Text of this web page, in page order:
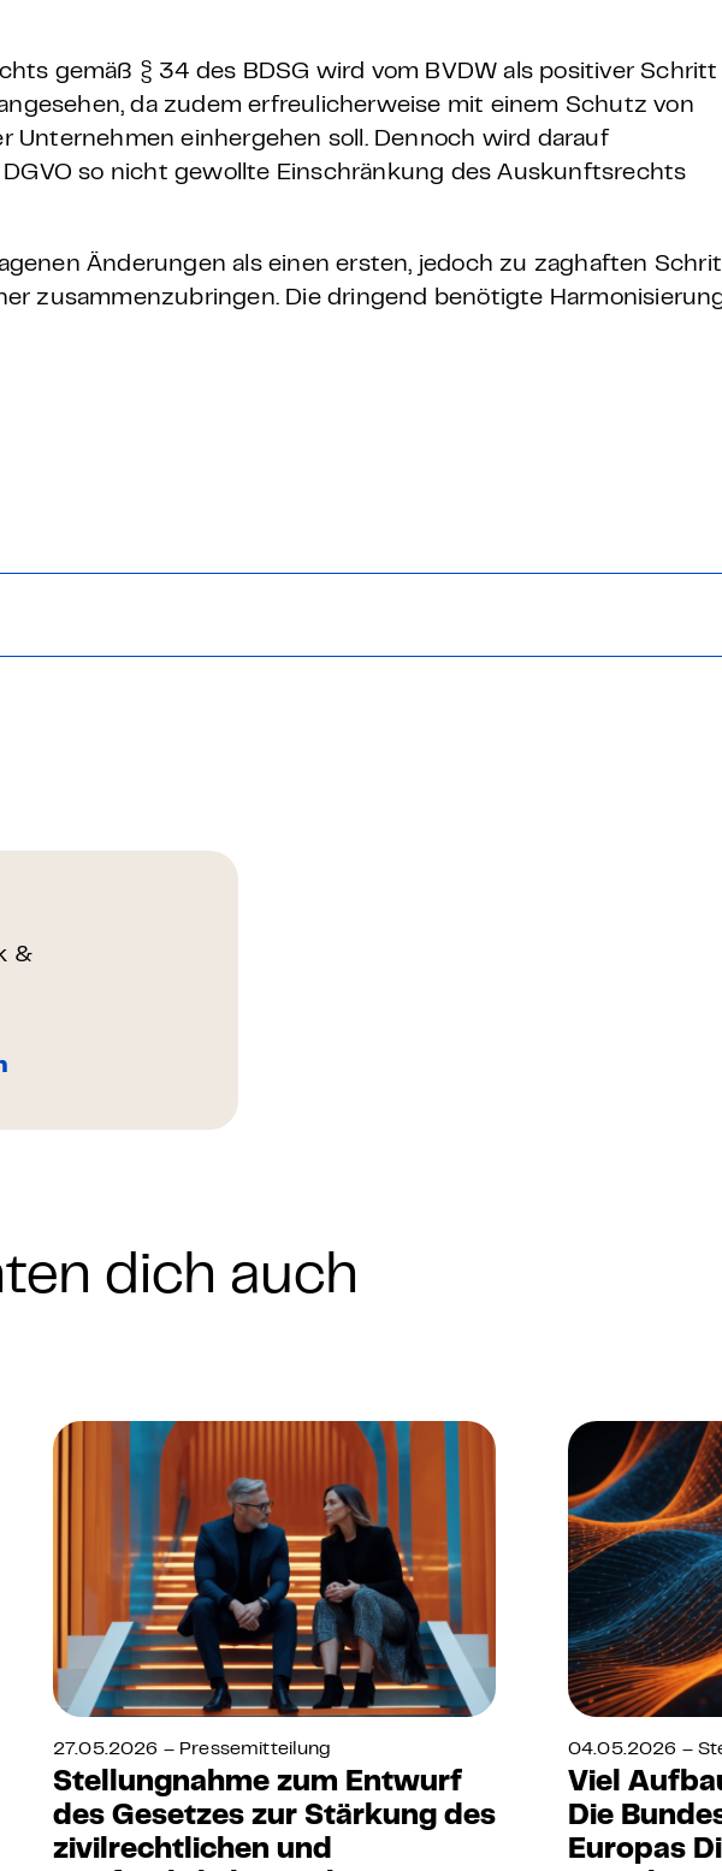
gemäß § 34 des BDSG wird vom BVDW als positiver Schritt
da zudem erfreulicherweise mit einem Schutz von
Unternehmen einhergehen soll. Dennoch wird darauf
so nicht gewollte Einschränkung des Auskunftsrechts
Änderungen als einen ersten, jedoch zu zaghaften
zusammenzubringen. Die dringend benötigte
&
dich auch
27.05.2026 – Pressemitteilung
Stellungnahme zum Entwurf
des Gesetzes zur Stärkung des
zivilrechtlichen und
04.05.2026 –
Viel
Die
Europas